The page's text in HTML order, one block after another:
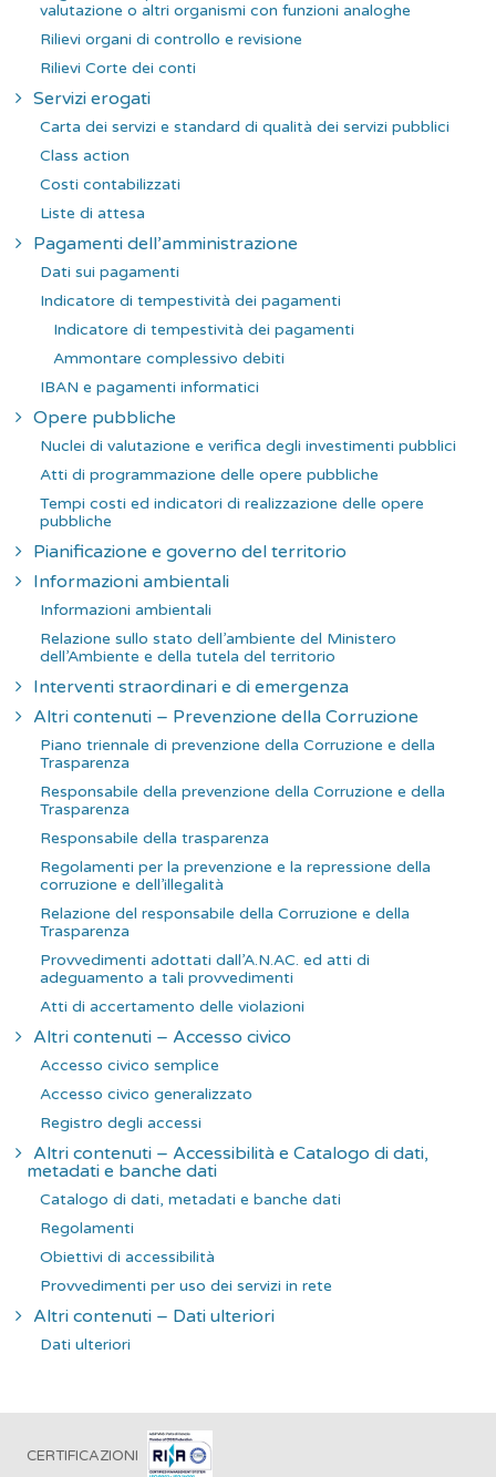
valutazione o altri organismi con funzioni analoghe
Rilievi organi di controllo e revisione
Rilievi Corte dei conti
Servizi erogati
Carta dei servizi e standard di qualità dei servizi pubblici
Class action
Costi contabilizzati
Liste di attesa
Pagamenti dell’amministrazione
Dati sui pagamenti
Indicatore di tempestività dei pagamenti
Indicatore di tempestività dei pagamenti
Ammontare complessivo debiti
IBAN e pagamenti informatici
Opere pubbliche
Nuclei di valutazione e verifica degli investimenti pubblici
Atti di programmazione delle opere pubbliche
Tempi costi ed indicatori di realizzazione delle opere
pubbliche
Pianificazione e governo del territorio
Informazioni ambientali
Informazioni ambientali
Relazione sullo stato dell’ambiente del Ministero
dell’Ambiente e della tutela del territorio
Interventi straordinari e di emergenza
Altri contenuti – Prevenzione della Corruzione
Piano triennale di prevenzione della Corruzione e della
Trasparenza
Responsabile della prevenzione della Corruzione e della
Trasparenza
Responsabile della trasparenza
Regolamenti per la prevenzione e la repressione della
corruzione e dell’illegalità
Relazione del responsabile della Corruzione e della
Trasparenza
Provvedimenti adottati dall’A.N.AC. ed atti di
adeguamento a tali provvedimenti
Atti di accertamento delle violazioni
Altri contenuti – Accesso civico
Accesso civico semplice
Accesso civico generalizzato
Registro degli accessi
Altri contenuti – Accessibilità e Catalogo di dati,
metadati e banche dati
Catalogo di dati, metadati e banche dati
Regolamenti
Obiettivi di accessibilità
Provvedimenti per uso dei servizi in rete
Altri contenuti – Dati ulteriori
Dati ulteriori
CERTIFICAZIONI